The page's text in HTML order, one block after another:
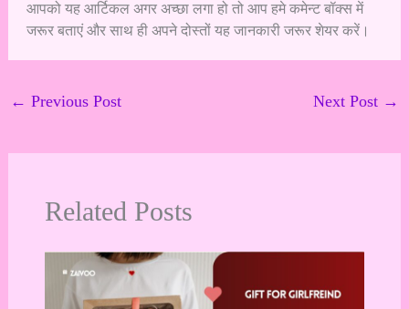
आपको यह आर्टिकल अगर अच्छा लगा हो तो आप हमे कमेन्ट बॉक्स में
जरूर बताएं और साथ ही अपने दोस्तों यह जानकारी जरूर शेयर करें।
← Previous Post Next Post →
Related Posts